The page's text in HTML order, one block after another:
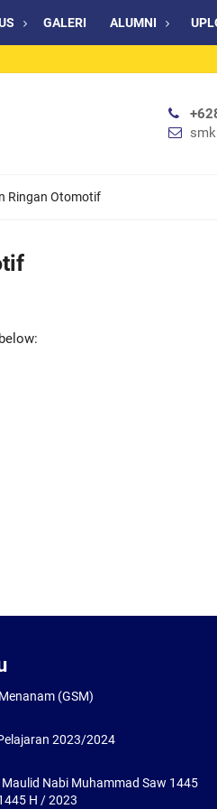
GALERI ALUMNI
Ringan Otomotif
(GSM)
2023/2024
Nabi Muhammad Saw 1445
H / 2023